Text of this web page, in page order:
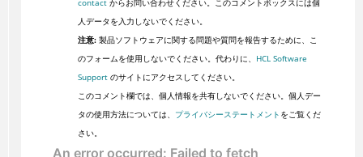
contactからお問い合わせください。このコメントボックスには個
人データを入力しないでください。
注意:製品ソフトウェアに関する問題や質問を報告するために、こ
のフォームを使用しないでください。代わりに、 HCL Software
Supportのサイトにアクセスしてください。
このコメント欄では、個人情報を共有しないでください。個人デー
タの使用方法については、 プライバシーステートメント をご覧くだ
さい。